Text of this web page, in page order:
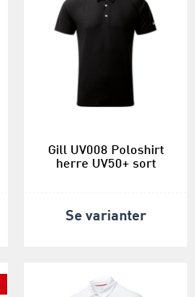
Gill UV008 Poloshirt
herre UV50+ sort
Se varianter